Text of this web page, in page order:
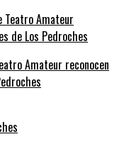
Amateur reconocen